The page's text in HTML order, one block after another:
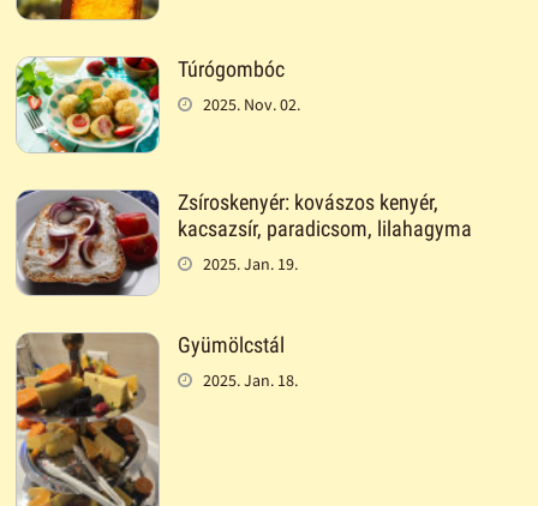
Túrógombóc
2025. Nov. 02.
Zsíroskenyér: kovászos kenyér,
kacsazsír, paradicsom, lilahagyma
2025. Jan. 19.
Gyümölcstál
2025. Jan. 18.